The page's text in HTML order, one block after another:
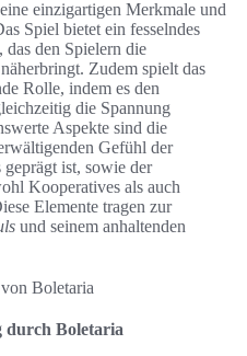
einzigartigen Merkmale und
Spiel bietet ein fesselndes
das den Spielern die
Zudem spielt das
Rolle, indem es den
die Spannung
Aspekte sind die
Gefühl der
ist, sowie der
Kooperatives als auch
Elemente tragen zur
und seinem anhaltenden
durch Boletaria